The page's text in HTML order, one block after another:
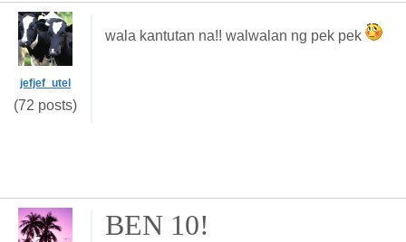
jefjef_utel
(72 posts)
wala kantutan na!! walwalan ng pek pek
BEN 10!